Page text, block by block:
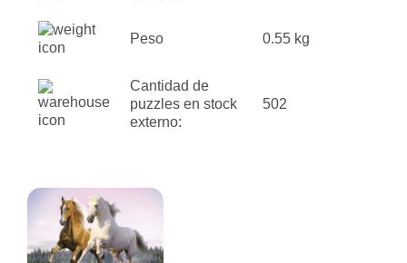
Peso 0.55 kg
Cantidad de
puzzles en stock
externo:
502